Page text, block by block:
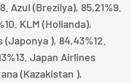
Azul (Brezilya), 85,21%9.
KLM (Hollanda),
), 84,43%12.
Japan Airlines
(Kazakistan ),